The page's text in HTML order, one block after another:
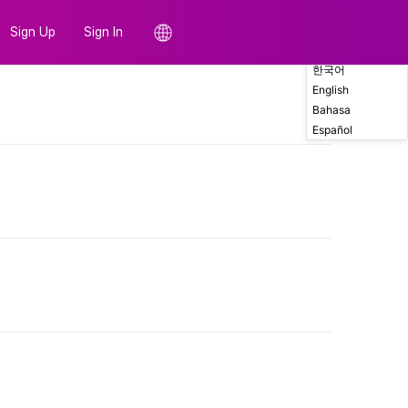
Sign Up Sign In
Comments
한국어
English
Bahasa
Español